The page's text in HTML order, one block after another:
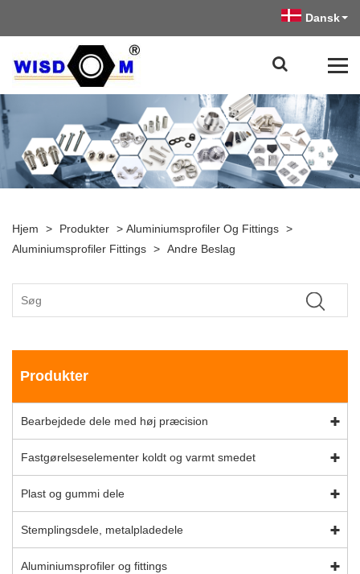
Dansk
Hjem > Produkter > Aluminiumsprofiler Og Fittings >
Aluminiumsprofiler Fittings > Andre Beslag
Produkter
Bearbejdede dele med høj præcision
Fastgørelseselementer koldt og varmt smedet
Plast og gummi dele
Stemplingsdele, metalpladedele
Aluminiumsprofiler og fittings